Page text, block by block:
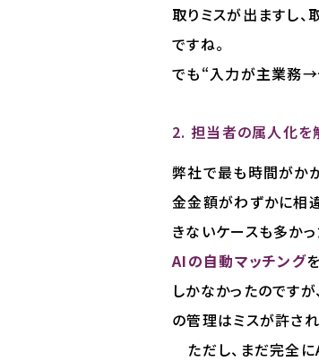
取りミスが出ますし
ですね。
でも“入力が主業務→
2. 担当者の属人化を
弊社で最も時間がか
金金額がわずかに相
きないケースも多かっ
AIの自動マッチング
しかなかったのです
の管理はミスが許さ
ただし、まだ完全